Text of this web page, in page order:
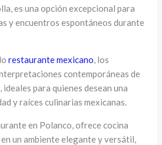
es una opción excepcional para
y encuentros espontáneos durante
restaurante mexicano , los
contemporáneas de
para quienes desean una
y raíces culinarias mexicanas.
en Polanco, ofrece cocina
un ambiente elegante y versátil,